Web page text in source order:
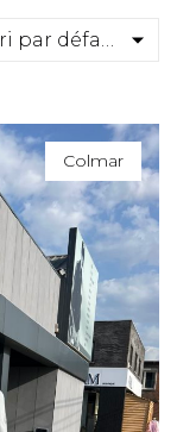
par défaut
Colmar